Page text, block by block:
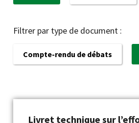
Filtrer par type de document :
Compte-rendu de débats
Livret technique sur